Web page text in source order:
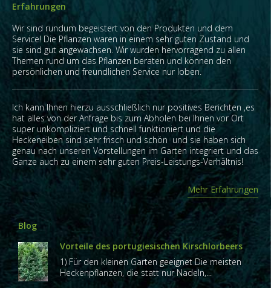
Erfahrungen
Wir sind rundum begeistert von den Produkten und dem
Service! Die Pflanzen waren in einem sehr guten Zustand und
sie sind gut angewachsen. Wir wurden hervorragend zu allen
Themen rund um das Pflanzen beraten und können den
persönlichen und freundlichen Service nur loben.
Ich kann Ihnen hierzu ausschließlich nur positives Berichten ,es
hat alles von der Anfrage bis zum Abholen bei Ihnen vor Ort
super unkompliziert und schnell funktioniert und die
Heckeneiben sind sehr frisch und schön und sie haben sich
genau nach unseren Vorstellungen im Garten integriert und das
Ganze auch zu einem sehr guten Preis-Leistungs-Verhältnis!
Mehr Erfahrungen
Blog
Vorteile des portugiesischen Kirschlorbeers
1) Für den kleinen Garten geeignet Die meisten
Heckenpflanzen, die statt nur Nadeln,...